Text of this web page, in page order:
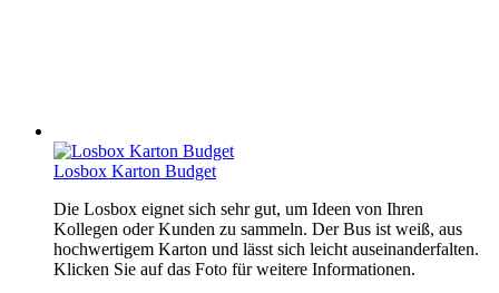
Losbox Karton Budget
Die Losbox eignet sich sehr gut, um Ideen von Ihren
Kollegen oder Kunden zu sammeln. Der Bus ist weiß, aus
hochwertigem Karton und lässt sich leicht auseinanderfalten.
Klicken Sie auf das Foto für weitere Informationen.